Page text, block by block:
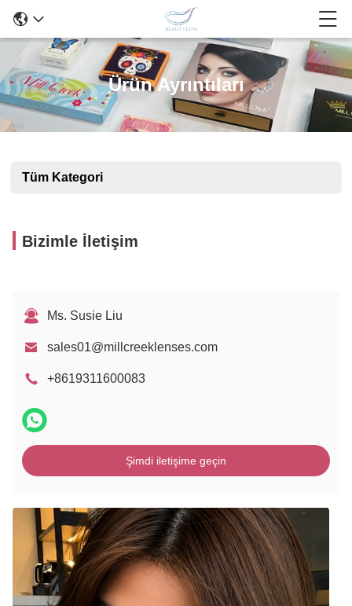
Ürün Ayrıntıları
Tüm Kategori
Bizimle İletişim
Ms. Susie Liu
sales01@millcreeklenses.com
+8619311600083
Şimdi iletişime geçin